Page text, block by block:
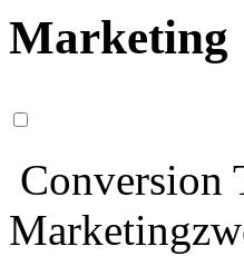
Marketing
Conversion